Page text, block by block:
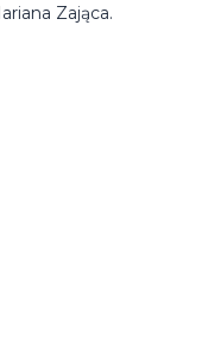
Zająca.